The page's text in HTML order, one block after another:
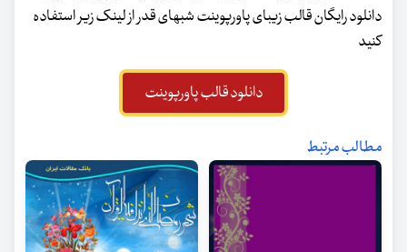
دانلود رایگان قالب زیبای پاورپوینت شبهای قدر از لینک زیر استفاده
کنید
دانلود قالب پاورپوینت
مطالب مرتبط